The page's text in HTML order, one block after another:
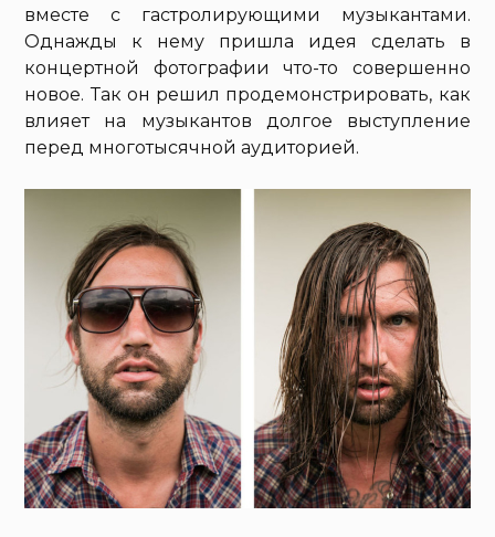
вместе с гастролирующими музыкантами.
Однажды к нему пришла идея сделать в
концертной фотографии что-то совершенно
новое. Так он решил продемонстрировать, как
влияет на музыкантов долгое выступление
перед многотысячной аудиторией.